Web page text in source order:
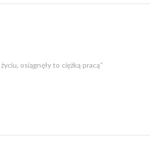
osiągnęły to ciężką pracą”